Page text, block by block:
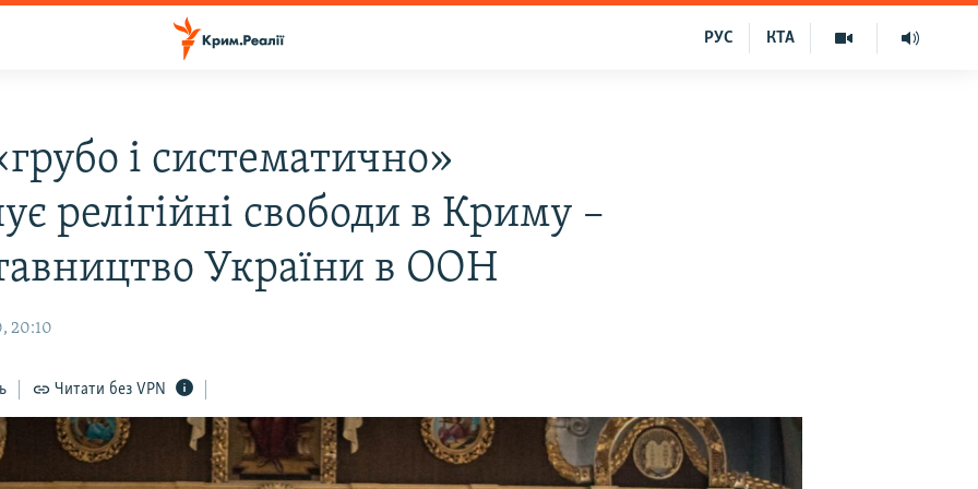
КТА
РУС
і систематично»
релігійні свободи в Криму –
України в ООН
20:10
Читати без VPN